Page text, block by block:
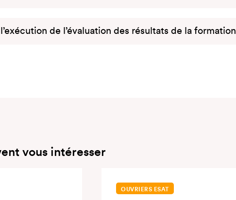
de l’évaluation des résultats de la formation
vous intéresser
OUVRIERS ESAT